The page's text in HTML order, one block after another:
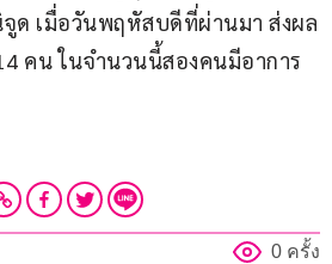
ด เมื่อวันพฤหัสบดีที่ผ่านมา ส่งผล
คน ในจำนวนนี้สองคนมีอาการ
0 ครั้ง